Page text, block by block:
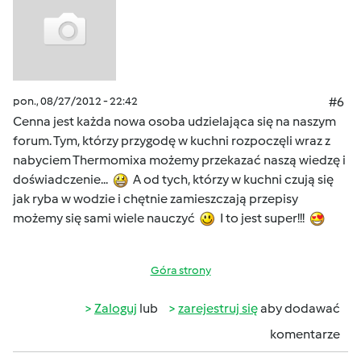
pon., 08/27/2012 - 22:42
#6
Cenna jest każda nowa osoba udzielająca się na naszym
forum. Tym, którzy przygodę w kuchni rozpoczęli wraz z
nabyciem Thermomixa możemy przekazać naszą wiedzę i
doświadczenie...
A od tych, którzy w kuchni czują się
jak ryba w wodzie i chętnie zamieszczają przepisy
możemy się sami wiele nauczyć
I to jest super!!!
Góra strony
Zaloguj lub zarejestruj sięaby dodawać
komentarze